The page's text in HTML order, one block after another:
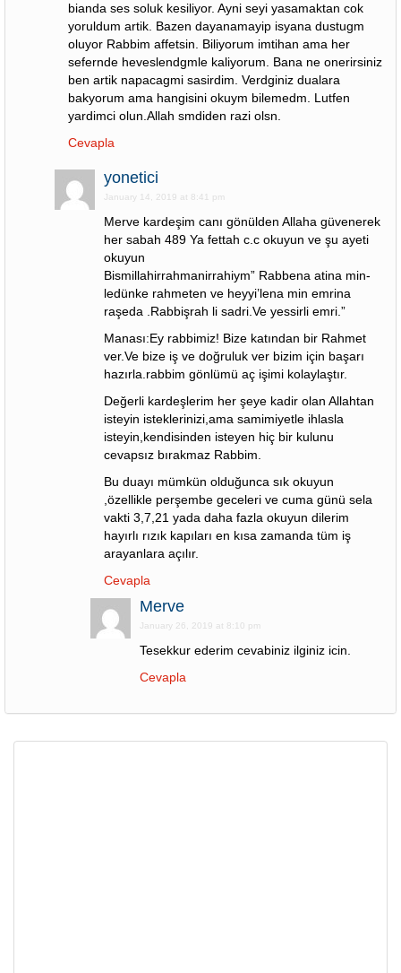
bianda ses soluk kesiliyor. Ayni seyi yasamaktan cok
yoruldum artik. Bazen dayanamayip isyana dustugm
oluyor Rabbim affetsin. Biliyorum imtihan ama her
sefernde heveslendgmle kaliyorum. Bana ne onerirsiniz
ben artik napacagmi sasirdim. Verdginiz dualara
bakyorum ama hangisini okuym bilemedm. Lutfen
yardimci olun.Allah smdiden razi olsn.
Cevapla
yonetici
January 14, 2019 at 8:41 pm
Merve kardeşim canı gönülden Allaha güvenerek
her sabah 489 Ya fettah c.c okuyun ve şu ayeti
okuyun
Bismillahirrahmanirrahiym” Rabbena atina min-
ledünke rahmeten ve heyyi’lena min emrina
raşeda .Rabbişrah li sadri.Ve yessirli emri.”
Manası:Ey rabbimiz! Bize katından bir Rahmet
ver.Ve bize iş ve doğruluk ver bizim için başarı
hazırla.rabbim gönlümü aç işimi kolaylaştır.
Değerli kardeşlerim her şeye kadir olan Allahtan
isteyin isteklerinizi,ama samimiyetle ihlasla
isteyin,kendisinden isteyen hiç bir kulunu
cevapsız bırakmaz Rabbim.
Bu duayı mümkün olduğunca sık okuyun
,özellikle perşembe geceleri ve cuma günü sela
vakti 3,7,21 yada daha fazla okuyun dilerim
hayırlı rızık kapıları en kısa zamanda tüm iş
arayanlara açılır.
Cevapla
Merve
January 26, 2019 at 8:10 pm
Tesekkur ederim cevabiniz ilginiz icin.
Cevapla